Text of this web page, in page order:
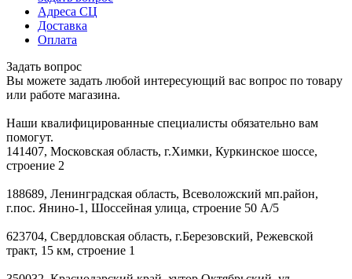
Задать вопрос
Адреса СЦ
Доставка
Задать вопрос
Вы можете задать любой интересующий вас вопрос по товару
Наши квалифицированные специалисты обязательно вам
помогут.
141407, Московская область, г.Химки, Куркинское шоссе,
188689, Ленинградская область, Всеволожский мп.район,
623704, Свердловская область, г.Березовский, Режевской